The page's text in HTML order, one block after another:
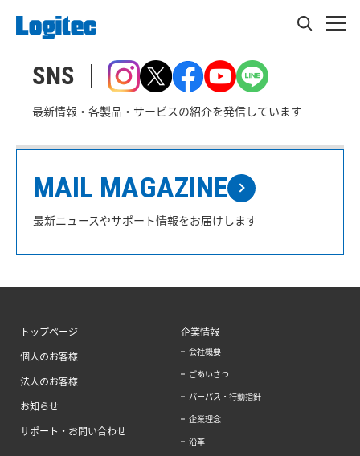
SNS
最新情報・各製品・サービスの紹介を発信しています
MAIL MAGAZINE
最新ニュースやサポート情報をお届けします
トップページ
個人のお客様
法人のお客様
お知らせ
サポート・お問い合わせ
企業情報
会社概要
ごあいさつ
パーパス・行動指針
企業理念
沿革